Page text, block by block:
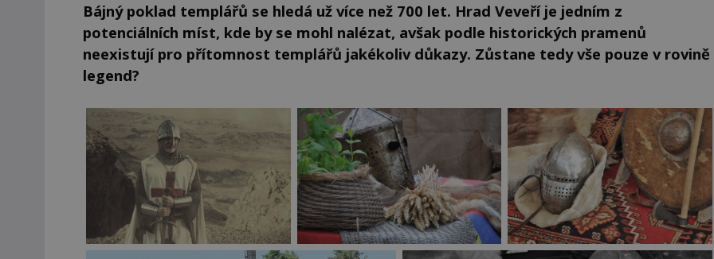
Bájný poklad templářů se hledá už více než 700 let. Hrad Veveří je jedním z
potenciálních míst, kde by se mohl nalézat, avšak podle historických pramenů
neexistují pro přítomnost templářů jakékoliv důkazy. Zůstane tedy vše pouze v rovině
legend?